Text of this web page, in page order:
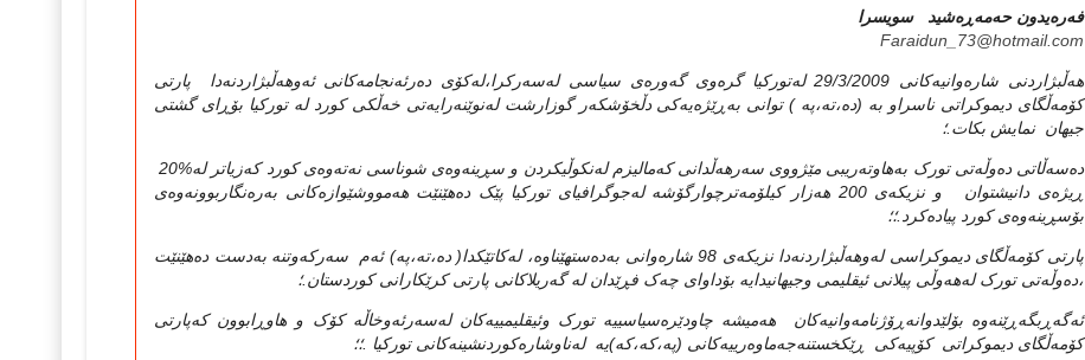
فه‌ره‌یدون حه‌مه‌ڕه‌شید سویسرا
Faraidun_73@hotmail.com
هه‌ڵبژاردنی شاره‌وانیه‌کانی 29/3/2009 له‌تورکیا گره‌وی گه‌وره‌ی سیاسی له‌سه‌رکرا،له‌کۆی ده‌رئه‌نجامه‌کانی ئه‌وهه‌ڵبژاردنه‌دا پارتی
کۆمه‌ڵگای دیموکراتی ناسراو به‌ (ده‌،ته‌،په‌ ) توانی به‌ڕێژه‌یه‌کی دڵخۆشکه‌ر گوزارشت له‌نوێنه‌رایه‌تی خه‌ڵکی کورد له‌ تورکیا بۆڕای گشتی
جیهان نمایش بکات.؛
ده‌سه‌ڵاتی ده‌وڵه‌تی تورک به‌هاوته‌ریبی مێژووی سه‌رهه‌ڵدانی که‌مالیزم له‌نکوڵیکردن و سڕینه‌وه‌ی شوناسی نه‌ته‌وه‌ی کورد که‌زیاتر له‌%20
ڕیژه‌ی دانیشتوان و نزیکه‌ی 200 هه‌زار کیلۆمه‌ترچوارگۆشه‌ له‌جوگرافیای تورکیا پێک ده‌هێنێت هه‌مووشێوازه‌کانی به‌ره‌نگاربوونه‌وه‌ی
بۆسڕینه‌وه‌ی کورد پیاده‌کرد.؛؛
پارتی کۆمه‌ڵگای دیموکراسی له‌وهه‌ڵبژاردنه‌دا نزیکه‌ی 98 شاره‌وانی به‌ده‌ستهێناوه‌، له‌کاتێکدا( ده‌،ته‌،په‌) ئه‌م سه‌رکه‌وتنه‌ به‌دست ده‌هێنێت
،ده‌وڵه‌تی تورک له‌هه‌وڵی پیلانی ئیقلیمی وجیهانیدایه‌ بۆداوای چه‌ک فڕێدان له‌ گه‌ریلاکانی پارتی کرێکارانی کوردستان.؛
ئه‌گه‌ڕبگه‌ڕێنه‌وه‌ بۆلێدوانه‌ڕۆژنامه‌وانیه‌کان هه‌میشه‌ چاودێره‌سیاسییه‌ تورک وئیقلیمییه‌کان له‌سه‌رئه‌وخاڵه‌ کۆک و هاوڕابوون که‌پارتی
کۆمه‌ڵگای دیموکراتی کۆپیه‌کی ڕێکخستنه‌جه‌ماوه‌رییه‌کانی (په‌،که‌،که‌)یه‌ له‌ناوشاره‌کوردنشینه‌کانی تورکیا .؛؛